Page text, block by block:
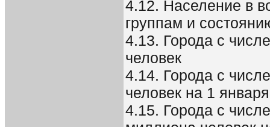
4.12. Население в
группам и
4.13. Города с
человек
4.14. Города с
человек на 1
4.15. Города с